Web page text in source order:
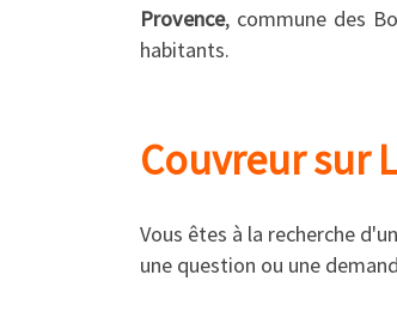
Provence, commune des
habitants.
Couvreur sur
Vous êtes à la recherche d'un
une question ou une